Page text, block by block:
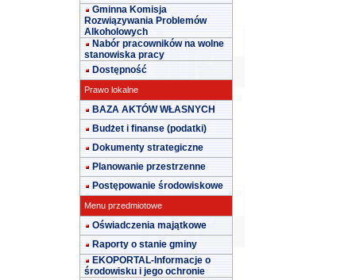
Gminna Komisja
Rozwiązywania Problemów
Alkoholowych
Nabór pracowników na wolne
stanowiska pracy
Dostępność
Prawo lokalne
BAZA AKTÓW WŁASNYCH
Budżet i finanse (podatki)
Dokumenty strategiczne
Planowanie przestrzenne
Postępowanie środowiskowe
Menu przedmiotowe
Oświadczenia majątkowe
Raporty o stanie gminy
EKOPORTAL-Informacje o
środowisku i jego ochronie